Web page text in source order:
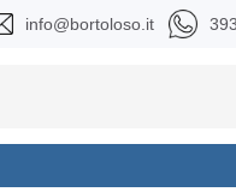
info@bortoloso.it